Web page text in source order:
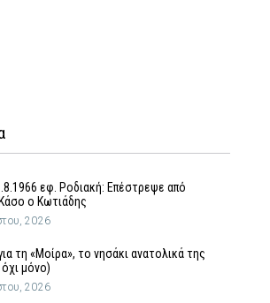
εφ. Ροδιακή: Επέστρεψε από
ο Κωτιάδης
2026
τη «Μοίρα», το νησάκι ανατολικά της
μόνο)
2026